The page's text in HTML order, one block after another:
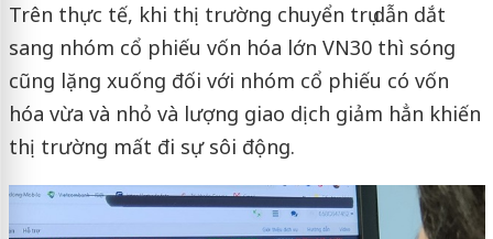
Trên thực tế, khi thị trường chuyển trụ dẫn dắt
sang nhóm cổ phiếu vốn hóa lớn VN30 thì sóng
cũng lặng xuống đối với nhóm cổ phiếu có vốn
hóa vừa và nhỏ và lượng giao dịch giảm hẳn khiến
thị trường mất đi sự sôi động.